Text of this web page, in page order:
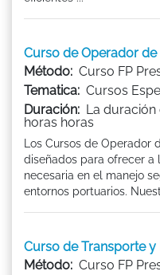
Curso de Operador de
Método: Curso FP
Tematica: Cursos
Duración: La duración
horas horas
Los Cursos de Operador
diseñados para ofrecer
necesaria en el manejo
entornos portuarios.
Curso de Transporte y
Método: Curso FP